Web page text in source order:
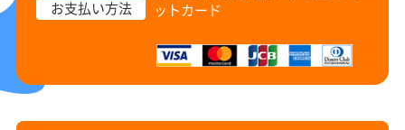
お支払い方法
ットカード